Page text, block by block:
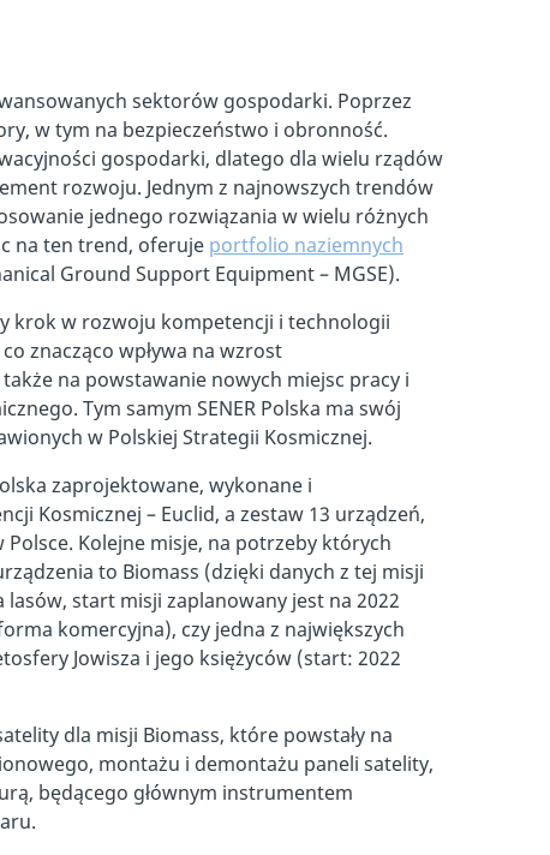
sektorów gospodarki. Poprzez
w tym na bezpieczeństwo i obronność.
gospodarki, dlatego dla wielu rządów
rozwoju. Jednym z najnowszych trendów
jednego rozwiązania w wielu różnych
na ten trend, oferuje portfolio naziemnych
Ground Support Equipment – MGSE).
krok w rozwoju kompetencji i technologii
znacząco wpływa na wzrost
na powstawanie nowych miejsc pracy i
Tym samym SENER Polska ma swój
w Polskiej Strategii Kosmicznej.
zaprojektowane, wykonane i
Kosmicznej – Euclid, a zestaw 13 urządzeń,
Kolejne misje, na potrzeby których
to Biomass (dzięki danych z tej misji
start misji zaplanowany jest na 2022
komercyjna), czy jedna z największych
Jowisza i jego księżyców (start: 2022
dla misji Biomass, które powstały na
montażu i demontażu paneli satelity,
będącego głównym instrumentem